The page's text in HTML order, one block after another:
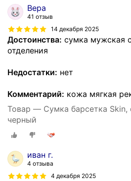
Вера
41 отзыв
14 декабря 2025
Достоинства: сумка мужская
отделения
Недостатки: нет
Комментарий: кожа мягкая
Товар — Сумка барсетка Skin,
черный
иван г.
4 отзыва
4 декабря 2025